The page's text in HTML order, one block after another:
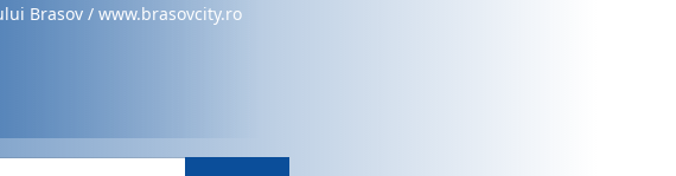
Brasov / www.brasovcity.ro